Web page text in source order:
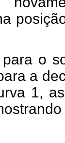
o
a
1,